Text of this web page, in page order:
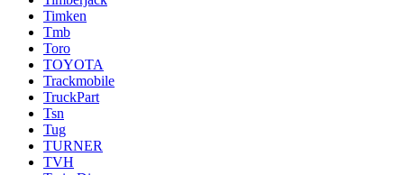
Timken
Tmb
Toro
TOYOTA
Trackmobile
TruckPart
Tsn
Tug
TURNER
TVH